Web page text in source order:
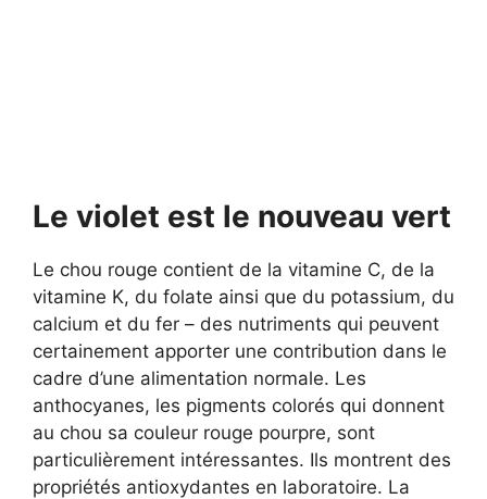
Le violet est le nouveau vert
Le chou rouge contient de la vitamine C, de la
vitamine K, du folate ainsi que du potassium, du
calcium et du fer – des nutriments qui peuvent
certainement apporter une contribution dans le
cadre d’une alimentation normale. Les
anthocyanes, les pigments colorés qui donnent
au chou sa couleur rouge pourpre, sont
particulièrement intéressantes. Ils montrent des
propriétés antioxydantes en laboratoire. La